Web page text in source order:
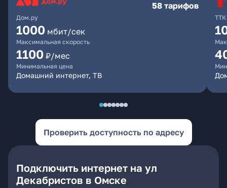
Дом.ру
58 тарифов
1000 мбит/сек
Максимальная скорость
1100 ₽/мес
Минимальная цена
Домашний интернет, ТВ
ТТК
Проверить доступность по адресу
Подключить интернет на ул
Декабристов в Омске